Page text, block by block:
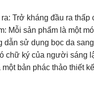
Trở kháng đầu ra thấp
Mỗi sản phẩm là một
dẫn sử dụng bọc da
chữ ký của người sáng
một bản phác thảo thiết